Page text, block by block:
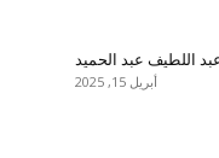
اللطيف عبد الحميد
أبريل 15, 2025